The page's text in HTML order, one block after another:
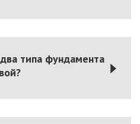
типа фундамента